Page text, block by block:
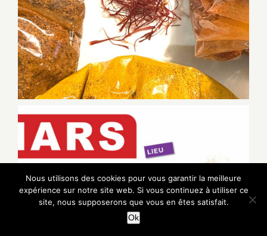
Nous utilisons des cookies pour vous garantir la meilleure
expérience sur notre site web. Si vous continuez à utiliser ce
site, nous supposerons que vous en êtes satisfait.
Ok